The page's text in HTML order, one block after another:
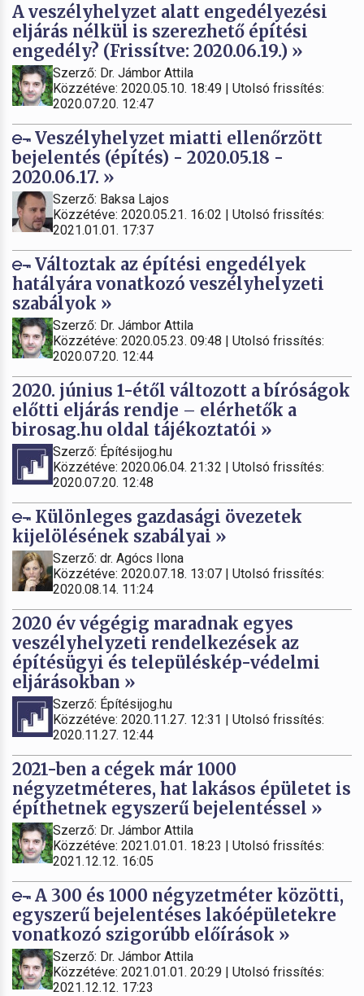
A veszélyhelyzet alatt engedélyezési
eljárás nélkül is szerezhető építési
engedély? (Frissítve: 2020.06.19.) »
Szerző: Dr. Jámbor Attila
Közzétéve: 2020.05.10. 18:49 | Utolsó frissítés:
2020.07.20. 12:47
Veszélyhelyzet miatti ellenőrzött
bejelentés (építés) - 2020.05.18 -
2020.06.17. »
Szerző: Baksa Lajos
Közzétéve: 2020.05.21. 16:02 | Utolsó frissítés:
2021.01.01. 17:37
Változtak az építési engedélyek
hatályára vonatkozó veszélyhelyzeti
szabályok »
Szerző: Dr. Jámbor Attila
Közzétéve: 2020.05.23. 09:48 | Utolsó frissítés:
2020.07.20. 12:44
2020. június 1-étől változott a bíróságok
előtti eljárás rendje – elérhetők a
birosag.hu oldal tájékoztatói »
Szerző: Építésijog.hu
Közzétéve: 2020.06.04. 21:32 | Utolsó frissítés:
2020.07.20. 12:48
Különleges gazdasági övezetek
kijelölésének szabályai »
Szerző: dr. Agócs Ilona
Közzétéve: 2020.07.18. 13:07 | Utolsó frissítés:
2020.08.14. 11:24
2020 év végégig maradnak egyes
veszélyhelyzeti rendelkezések az
építésügyi és településkép-védelmi
eljárásokban »
Szerző: Építésijog.hu
Közzétéve: 2020.11.27. 12:31 | Utolsó frissítés:
2020.11.27. 12:44
2021-ben a cégek már 1000
négyzetméteres, hat lakásos épületet is
építhetnek egyszerű bejelentéssel »
Szerző: Dr. Jámbor Attila
Közzétéve: 2021.01.01. 18:23 | Utolsó frissítés:
2021.12.12. 16:05
A 300 és 1000 négyzetméter közötti,
egyszerű bejelentéses lakóépületekre
vonatkozó szigorúbb előírások »
Szerző: Dr. Jámbor Attila
Közzétéve: 2021.01.01. 20:29 | Utolsó frissítés:
2021.12.12. 17:23